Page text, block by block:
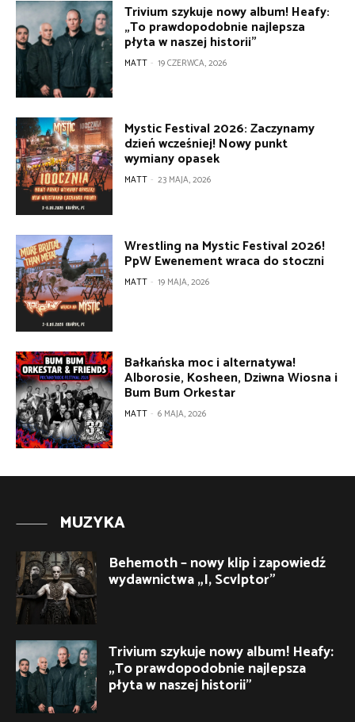
Trivium szykuje nowy album! Heafy:
„To prawdopodobnie najlepsza
płyta w naszej historii”
MATT - 19 CZERWCA, 2026
Mystic Festival 2026: Zaczynamy
dzień wcześniej! Nowy punkt
wymiany opasek
MATT - 23 MAJA, 2026
Wrestling na Mystic Festival 2026!
PpW Ewenement wraca do stoczni
MATT - 19 MAJA, 2026
Bałkańska moc i alternatywa!
Alborosie, Kosheen, Dziwna Wiosna i
Bum Bum Orkestar
MATT - 6 MAJA, 2026
MUZYKA
Behemoth – nowy klip i zapowiedź
wydawnictwa „I, Scvlptor”
Trivium szykuje nowy album! Heafy:
„To prawdopodobnie najlepsza
płyta w naszej historii”